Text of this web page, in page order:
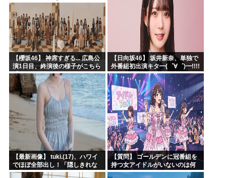
【櫻坂46】 神席すぎる... 広島公
演1日目、終演後の様子がこちら
【全国ツアー2026 What’s
lonesome?】
【日向坂46】 坂井新奈、単独で
外番組初出演キタ━(゜∀゜)━!!!!
【最新画像】 tuki.(17)、ハワイ
でほぼ全部出し！「隠しきれな
い美貌」とSNSざわつく
【質問】 ゴールデンに冠番組を
持つ女アイドルがいないのは何
故なのか？